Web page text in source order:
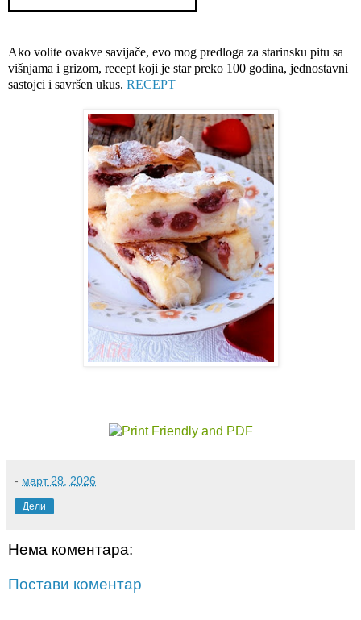
Ako volite ovakve savijače, evo mog predloga za starinsku pitu sa
višnjama i grizom, recept koji je star preko 100 godina, jednostavni
sastojci i savršen ukus. RECEPT
- март 28, 2026
Дели
Нема коментара:
Постави коментар